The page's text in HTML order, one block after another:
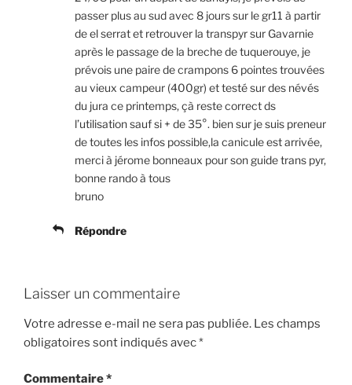
passer plus au sud avec 8 jours sur le gr11 à partir
de el serrat et retrouver la transpyr sur Gavarnie
après le passage de la breche de tuquerouye, je
prévois une paire de crampons 6 pointes trouvées
au vieux campeur (400gr) et testé sur des névés
du jura ce printemps, çà reste correct ds
l’utilisation sauf si + de 35°. bien sur je suis preneur
de toutes les infos possible,la canicule est arrivée,
merci à jérome bonneaux pour son guide trans pyr,
bonne rando à tous
bruno
Répondre
Laisser un commentaire
Votre adresse e-mail ne sera pas publiée. Les champs
obligatoires sont indiqués avec*
Commentaire*